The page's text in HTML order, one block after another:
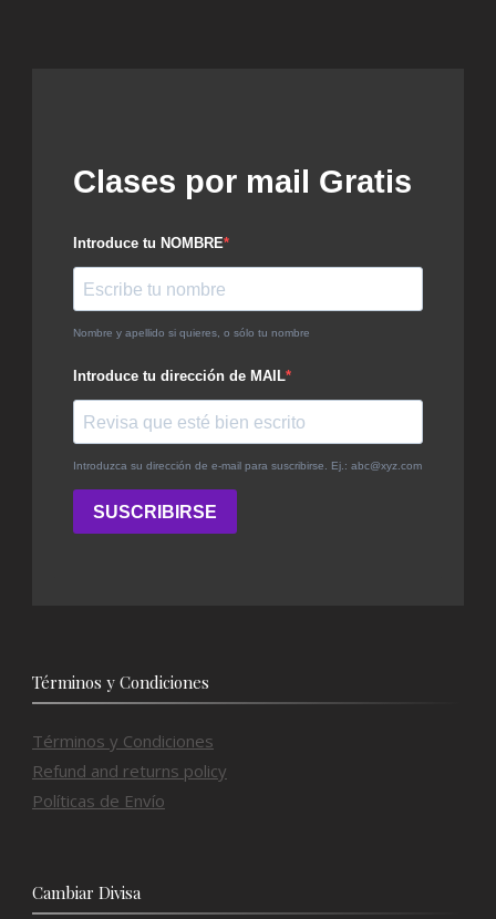
Términos y Condiciones
Términos y Condiciones
Refund and returns policy
Políticas de Envío
Cambiar Divisa